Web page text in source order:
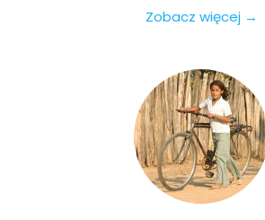
Zobacz więcej →